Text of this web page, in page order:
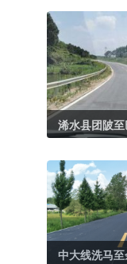
浠水县团陂至
中大线洗马至